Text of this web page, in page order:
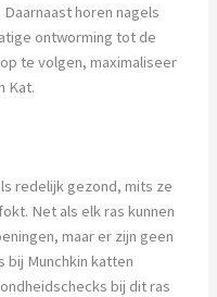
horen nagels
ontworming tot de
te volgen, maximaliseer
Kat.
redelijk gezond, mits ze
Net als elk ras kunnen
maar er zijn geen
bij Munchkin katten
bij dit ras